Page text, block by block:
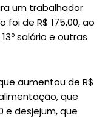
um trabalhador
foi de R$ 175,00, ao
salário e outras
aumentou de R$
que
e desjejum, que